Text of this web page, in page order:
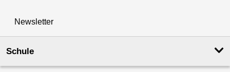
Newsletter
Schule